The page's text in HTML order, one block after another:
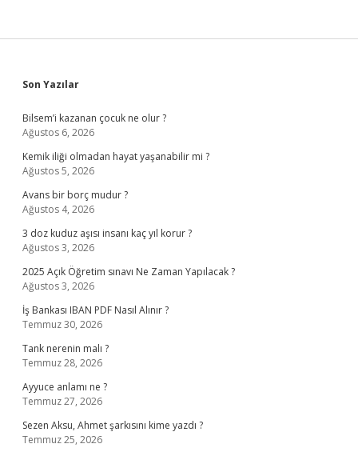
Sidebar
Son Yazılar
Bilsem’i kazanan çocuk ne olur ?
Ağustos 6, 2026
Kemik iliği olmadan hayat yaşanabilir mi ?
Ağustos 5, 2026
Avans bir borç mudur ?
Ağustos 4, 2026
3 doz kuduz aşısı insanı kaç yıl korur ?
Ağustos 3, 2026
2025 Açık Öğretim sınavı Ne Zaman Yapılacak ?
Ağustos 3, 2026
İş Bankası IBAN PDF Nasıl Alınır ?
Temmuz 30, 2026
Tank nerenin malı ?
Temmuz 28, 2026
Ayyuce anlamı ne ?
Temmuz 27, 2026
Sezen Aksu, Ahmet şarkısını kime yazdı ?
Temmuz 25, 2026